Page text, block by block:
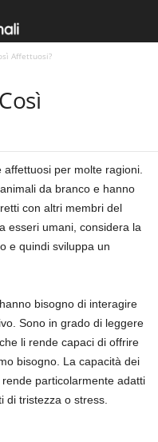
Affettuosi?
per molte ragioni.
da branco e hanno
con altri membri del
esseri umani, considera la
e quindi sviluppa un
bisogno di interagire
Sono in grado di leggere
li rende capaci di offrire
bisogno. La capacità dei
particolarmente adatti
di tristezza o stress.